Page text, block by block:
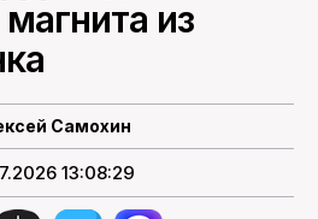
из
Самохин
13:08:29